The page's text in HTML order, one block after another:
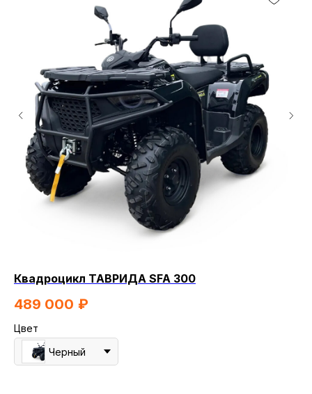
Квадроцикл ТАВРИДА SFA 300
489 000 ₽
Цвет
Черный
ИП Каканова Анна Константиновна
ИНН 450164920881
ОГРНИП 325450000003279
2026, МотоТехника45 Создание сайта
Вся представленная информация носит
информационный характер и ни при каких условиях не
является публичной офертой, определяемой
положениями Статьи 437 (2) ГК РФ.